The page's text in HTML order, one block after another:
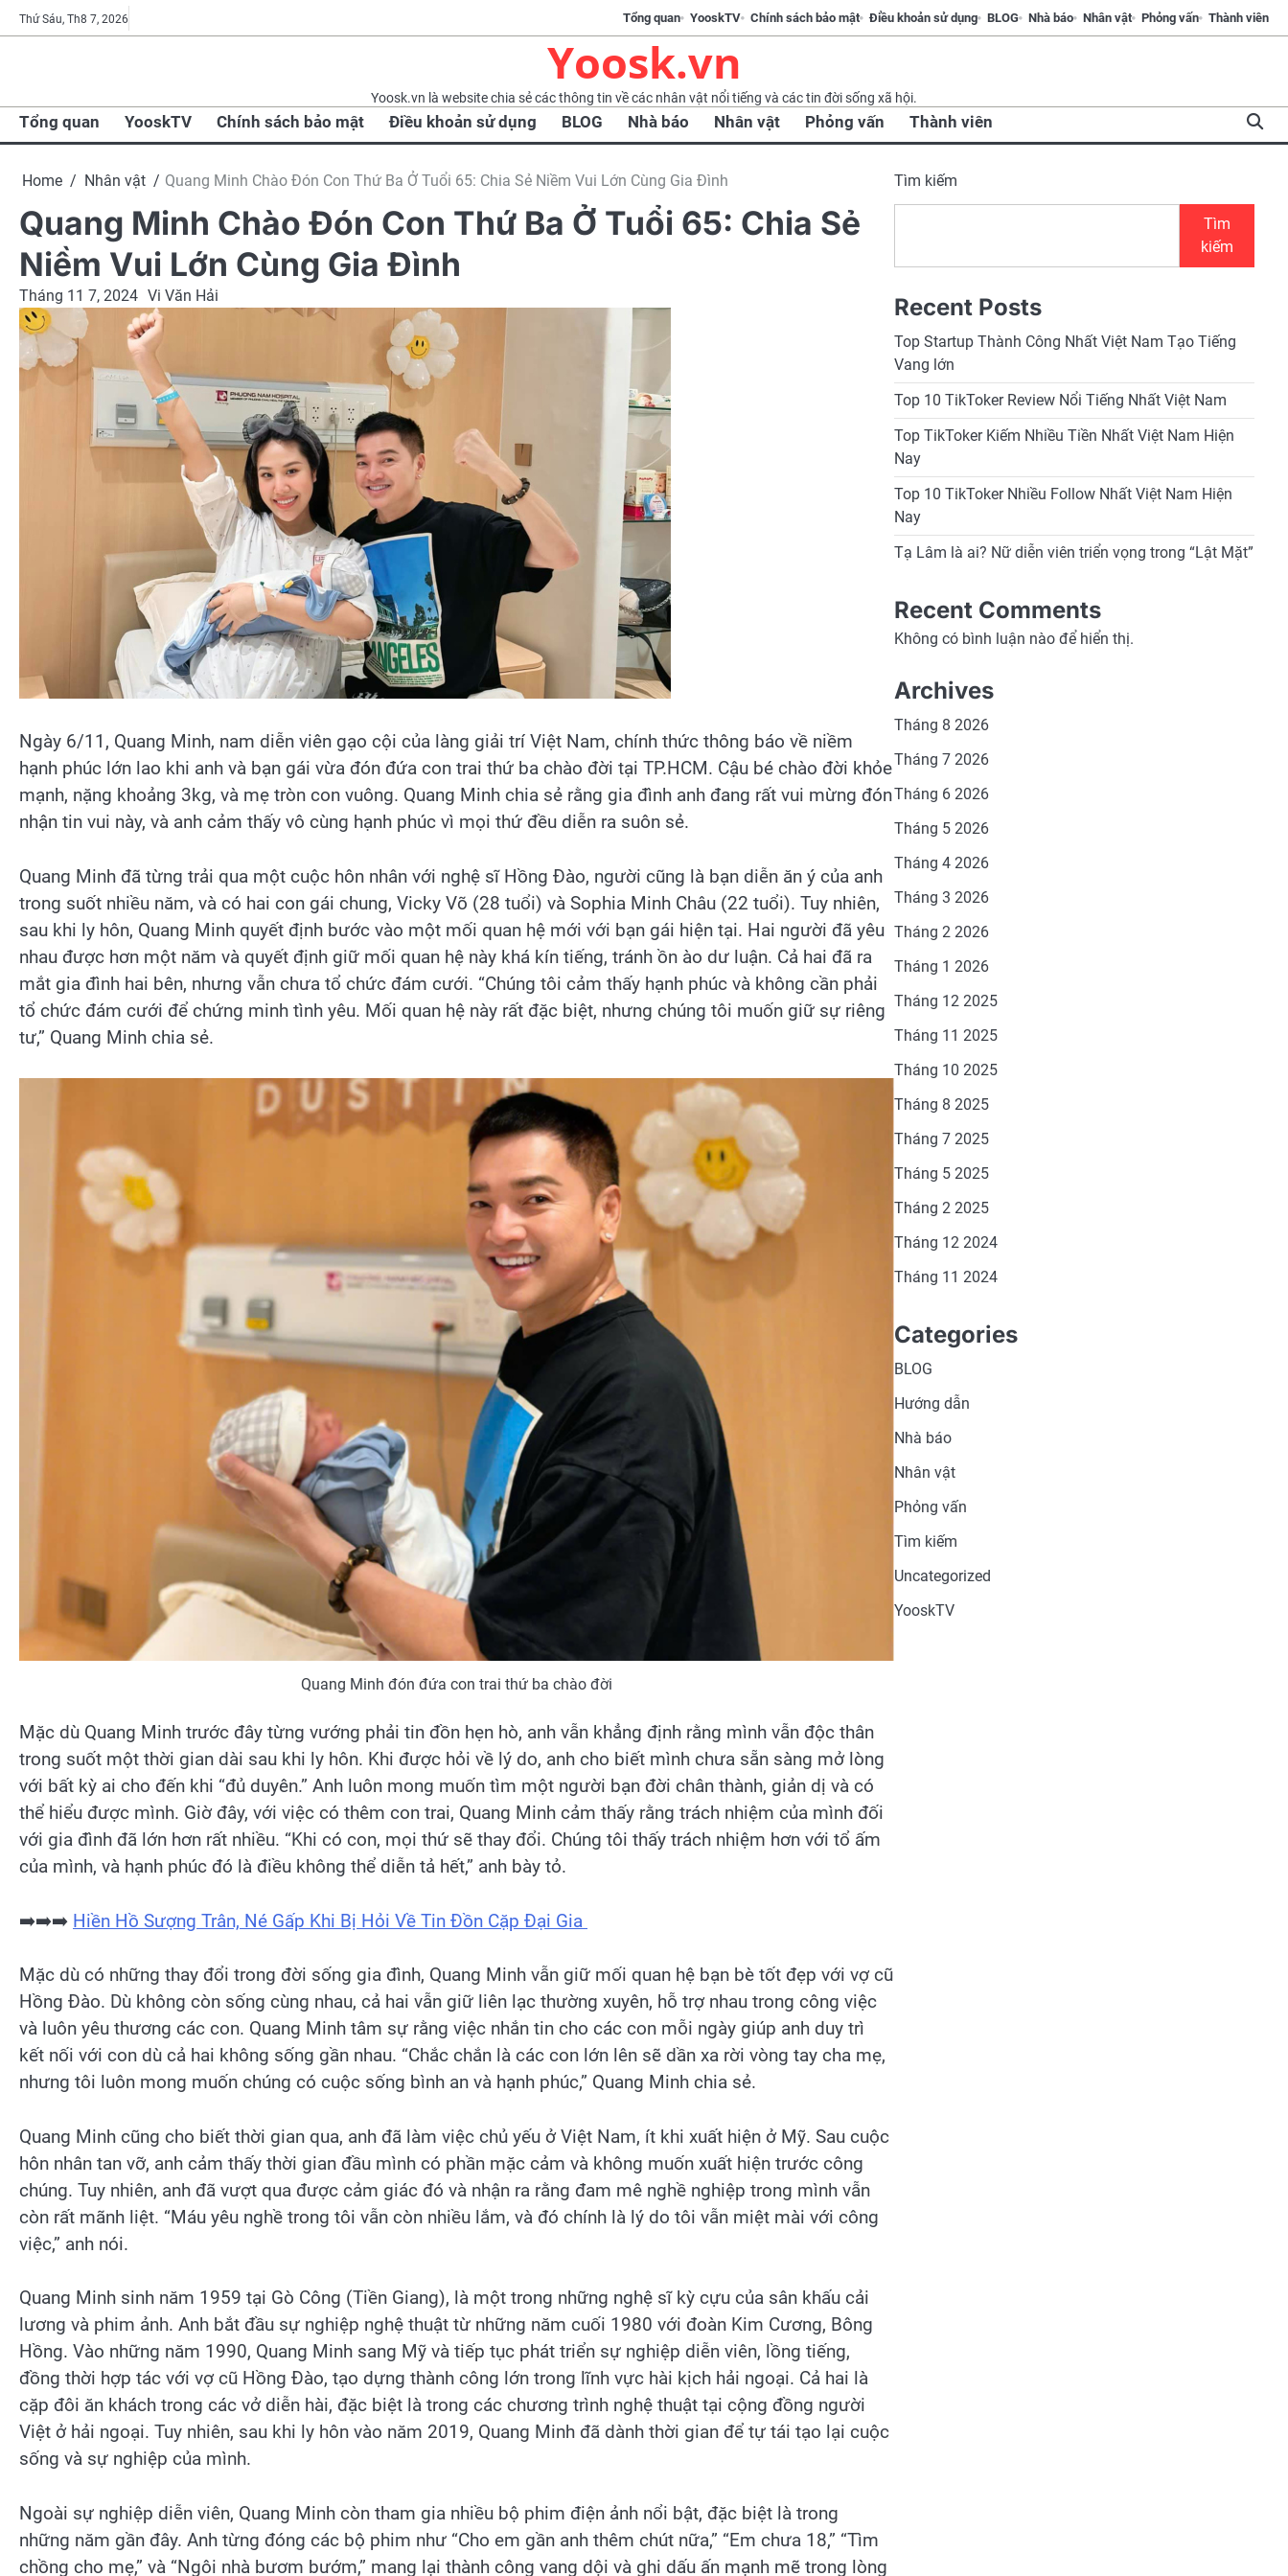
Skip
to
Thứ Sáu, Th8 7, 2026 Tổng quan YooskTV Chính sách bảo mật Điều khoản sử dụng BLOG Nhà báo Nhân vật Phỏng vấn Thành viên
Yoosk.vn
Yoosk.vn là website chia sẻ các thông tin về các nhân vật nổi tiếng và các tin đời sống xã hội.
Tổng quan YooskTV Chính sách bảo mật Điều khoản sử dụng BLOG Nhà báo Nhân vật Phỏng vấn Thành viên
Home Nhân vật Quang Minh Chào Đón Con Thứ Ba Ở Tuổi 65: Chia Sẻ Niềm Vui Lớn Cùng Gia Đình
Quang Minh Chào Đón Con Thứ Ba Ở Tuổi 65: Chia Sẻ
Niềm Vui Lớn Cùng Gia Đình
Tháng 11 7, 2024 Vi Văn Hải
Ngày 6/11, Quang Minh, nam diễn viên gạo cội của làng giải trí Việt Nam, chính thức thông báo về niềm
hạnh phúc lớn lao khi anh và bạn gái vừa đón đứa con trai thứ ba chào đời tại TP.HCM. Cậu bé chào đời khỏe
mạnh, nặng khoảng 3kg, và mẹ tròn con vuông. Quang Minh chia sẻ rằng gia đình anh đang rất vui mừng đón
nhận tin vui này, và anh cảm thấy vô cùng hạnh phúc vì mọi thứ đều diễn ra suôn sẻ.
Quang Minh đã từng trải qua một cuộc hôn nhân với nghệ sĩ Hồng Đào, người cũng là bạn diễn ăn ý của anh
trong suốt nhiều năm, và có hai con gái chung, Vicky Võ (28 tuổi) và Sophia Minh Châu (22 tuổi). Tuy nhiên,
sau khi ly hôn, Quang Minh quyết định bước vào một mối quan hệ mới với bạn gái hiện tại. Hai người đã yêu
nhau được hơn một năm và quyết định giữ mối quan hệ này khá kín tiếng, tránh ồn ào dư luận. Cả hai đã ra
mắt gia đình hai bên, nhưng vẫn chưa tổ chức đám cưới. “Chúng tôi cảm thấy hạnh phúc và không cần phải
tổ chức đám cưới để chứng minh tình yêu. Mối quan hệ này rất đặc biệt, nhưng chúng tôi muốn giữ sự riêng
tư,” Quang Minh chia sẻ.
Quang Minh đón đứa con trai thứ ba chào đời
Mặc dù Quang Minh trước đây từng vướng phải tin đồn hẹn hò, anh vẫn khẳng định rằng mình vẫn độc thân
trong suốt một thời gian dài sau khi ly hôn. Khi được hỏi về lý do, anh cho biết mình chưa sẵn sàng mở lòng
với bất kỳ ai cho đến khi “đủ duyên.” Anh luôn mong muốn tìm một người bạn đời chân thành, giản dị và có
thể hiểu được mình. Giờ đây, với việc có thêm con trai, Quang Minh cảm thấy rằng trách nhiệm của mình đối
với gia đình đã lớn hơn rất nhiều. “Khi có con, mọi thứ sẽ thay đổi. Chúng tôi thấy trách nhiệm hơn với tổ ấm
của mình, và hạnh phúc đó là điều không thể diễn tả hết,” anh bày tỏ.
➡️➡️➡️ Hiền Hồ Sượng Trân, Né Gấp Khi Bị Hỏi Về Tin Đồn Cặp Đại Gia
Mặc dù có những thay đổi trong đời sống gia đình, Quang Minh vẫn giữ mối quan hệ bạn bè tốt đẹp với vợ cũ
Hồng Đào. Dù không còn sống cùng nhau, cả hai vẫn giữ liên lạc thường xuyên, hỗ trợ nhau trong công việc
và luôn yêu thương các con. Quang Minh tâm sự rằng việc nhắn tin cho các con mỗi ngày giúp anh duy trì
kết nối với con dù cả hai không sống gần nhau. “Chắc chắn là các con lớn lên sẽ dần xa rời vòng tay cha mẹ,
nhưng tôi luôn mong muốn chúng có cuộc sống bình an và hạnh phúc,” Quang Minh chia sẻ.
Quang Minh cũng cho biết thời gian qua, anh đã làm việc chủ yếu ở Việt Nam, ít khi xuất hiện ở Mỹ. Sau cuộc
hôn nhân tan vỡ, anh cảm thấy thời gian đầu mình có phần mặc cảm và không muốn xuất hiện trước công
chúng. Tuy nhiên, anh đã vượt qua được cảm giác đó và nhận ra rằng đam mê nghề nghiệp trong mình vẫn
còn rất mãnh liệt. “Máu yêu nghề trong tôi vẫn còn nhiều lắm, và đó chính là lý do tôi vẫn miệt mài với công
việc,” anh nói.
Quang Minh sinh năm 1959 tại Gò Công (Tiền Giang), là một trong những nghệ sĩ kỳ cựu của sân khấu cải
lương và phim ảnh. Anh bắt đầu sự nghiệp nghệ thuật từ những năm cuối 1980 với đoàn Kim Cương, Bông
Hồng. Vào những năm 1990, Quang Minh sang Mỹ và tiếp tục phát triển sự nghiệp diễn viên, lồng tiếng,
đồng thời hợp tác với vợ cũ Hồng Đào, tạo dựng thành công lớn trong lĩnh vực hài kịch hải ngoại. Cả hai là
cặp đôi ăn khách trong các vở diễn hài, đặc biệt là trong các chương trình nghệ thuật tại cộng đồng người
Việt ở hải ngoại. Tuy nhiên, sau khi ly hôn vào năm 2019, Quang Minh đã dành thời gian để tự tái tạo lại cuộc
sống và sự nghiệp của mình.
Ngoài sự nghiệp diễn viên, Quang Minh còn tham gia nhiều bộ phim điện ảnh nổi bật, đặc biệt là trong
những năm gần đây. Anh từng đóng các bộ phim như “Cho em gần anh thêm chút nữa,” “Em chưa 18,” “Tìm
chồng cho mẹ,” và “Ngôi nhà bươm bướm,” mang lại thành công vang dội và ghi dấu ấn mạnh mẽ trong lòng
Tìm kiếm
Tìm
kiếm
Recent Posts
Top Startup Thành Công Nhất Việt Nam Tạo Tiếng
Vang lớn
Top 10 TikToker Review Nổi Tiếng Nhất Việt Nam
Top TikToker Kiếm Nhiều Tiền Nhất Việt Nam Hiện
Nay
Top 10 TikToker Nhiều Follow Nhất Việt Nam Hiện
Nay
Tạ Lâm là ai? Nữ diễn viên triển vọng trong “Lật Mặt”
Recent Comments
Không có bình luận nào để hiển thị.
Archives
Tháng 8 2026
Tháng 7 2026
Tháng 6 2026
Tháng 5 2026
Tháng 4 2026
Tháng 3 2026
Tháng 2 2026
Tháng 1 2026
Tháng 12 2025
Tháng 11 2025
Tháng 10 2025
Tháng 8 2025
Tháng 7 2025
Tháng 5 2025
Tháng 2 2025
Tháng 12 2024
Tháng 11 2024
Categories
BLOG
Hướng dẫn
Nhà báo
Nhân vật
Phỏng vấn
Tìm kiếm
Uncategorized
YooskTV